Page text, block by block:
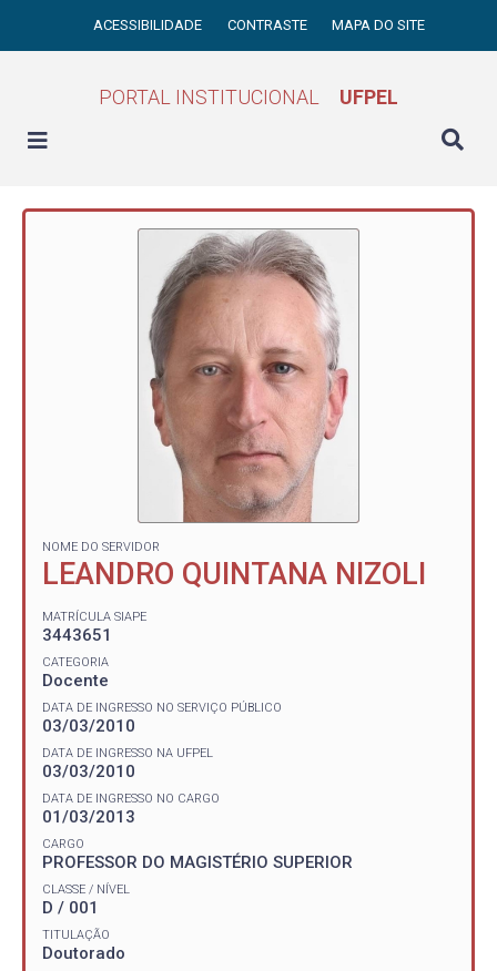
ACESSIBILIDADE CONTRASTE MAPA DO SITE
PORTAL INSTITUCIONAL UFPEL
NOME DO SERVIDOR
LEANDRO QUINTANA NIZOLI
MATRÍCULA SIAPE
3443651
CATEGORIA
Docente
DATA DE INGRESSO NO SERVIÇO PÚBLICO
03/03/2010
DATA DE INGRESSO NA UFPEL
03/03/2010
DATA DE INGRESSO NO CARGO
01/03/2013
CARGO
PROFESSOR DO MAGISTÉRIO SUPERIOR
CLASSE / NÍVEL
D / 001
TITULAÇÃO
Doutorado